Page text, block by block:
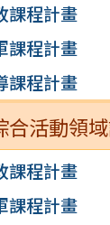
課程計畫
課程計畫
課程計畫
合活動領
課程計畫
課程計畫